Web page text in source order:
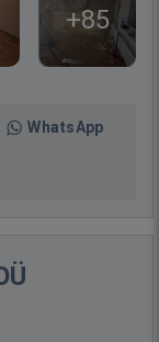
+85
WhatsApp